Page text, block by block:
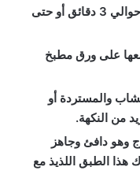
ذلك، نضع الحبات في الزيت ونقلبها حوالي 3 دقائق أو حتى
على ورق مطبخ
والمستردة أو
من النكهة.
وهو دافئ وجاهز
هذا الطبق اللذيذ مع